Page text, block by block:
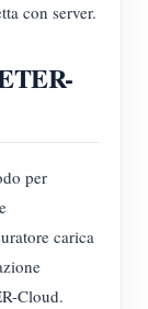
con server.
per
carica
Cloud.